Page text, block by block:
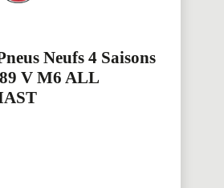
Neufs 4 Saisons
V M6 ALL